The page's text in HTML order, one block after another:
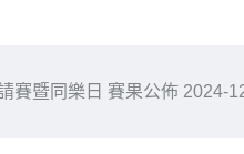
賽暨同樂日 賽果公佈 2024-